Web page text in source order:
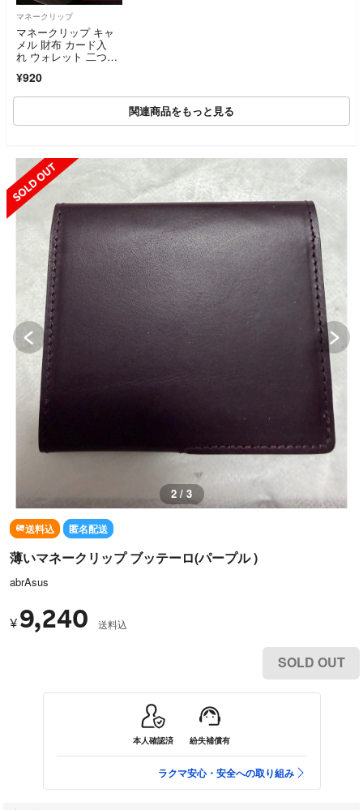
マネークリップ
マネークリップ キャ
メル 財布 カード入
れ ウォレット 二つ折
¥920
関連商品をもっと見る
SOLD OUT
3 / 3
送料込 匿名配送
薄いマネークリップ ブッテーロ(パープル )
abrAsus
¥ 9,240 送料込
SOLD OUT
本人確認済 紛失補償有
ラクマ安心・安全への取り組み